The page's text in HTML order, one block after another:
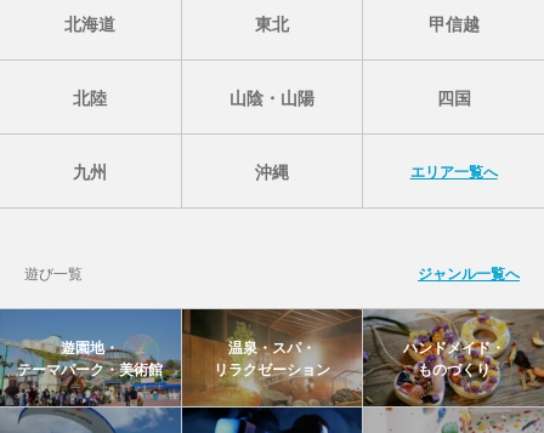
北海道 東北 甲信越
北陸 山陰・山陽 四国
九州 沖縄 エリア一覧へ
遊び一覧 ジャンル一覧へ
遊園地・
テーマパーク・美術館
温泉・スパ・
リラクゼーション
ハンドメイド・
ものづくり